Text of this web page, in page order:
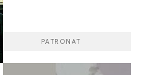
PATRONAT